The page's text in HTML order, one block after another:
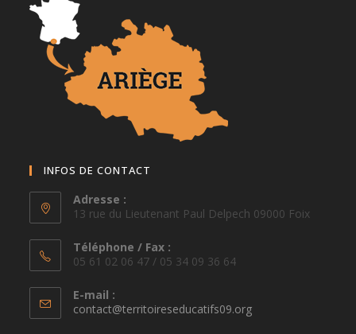
INFOS DE CONTACT
Adresse :
13 rue du Lieutenant Paul Delpech 09000 Foix
Téléphone / Fax :
05 61 02 06 47 / 05 34 09 36 64
E-mail :
contact@territoireseducatifs09.orgS’ouvre